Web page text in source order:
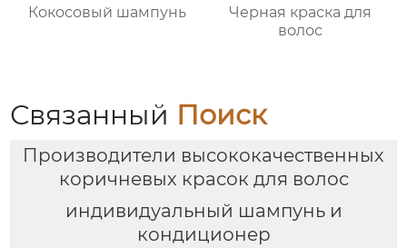
Кокосовый шампунь
Черная краска для
волос
Связанный Поиск
Производители высококачественных
коричневых красок для волос
индивидуальный шампунь и
кондиционер